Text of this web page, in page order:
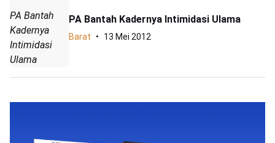
PA Bantah
Kadernya
Intimidasi
Ulama
PA Bantah Kadernya Intimidasi Ulama
Barat 13 Mei 2012